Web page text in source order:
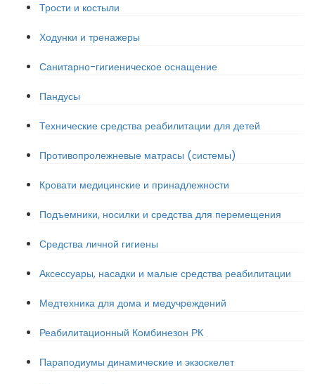
Трости и костыли
Ходунки и тренажеры
Санитарно-гигиеническое оснащение
Пандусы
Технические средства реабилитации для детей
Противопролежневые матрасы (системы)
Кровати медицинские и принадлежности
Подъемники, носилки и средства для перемещения
Средства личной гигиены
Аксессуары, насадки и малые средства реабилитации
Медтехника для дома и медучреждений
Реабилитационный Комбинезон РК
Параподиумы динамические и экзоскелет